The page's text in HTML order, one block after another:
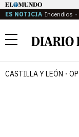
ES NOTICIA Incendios
Menú
CASTILLA Y LEÓN